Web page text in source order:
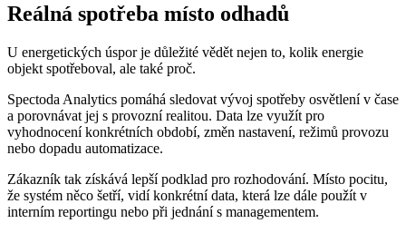
Reálná spotřeba místo odhadů
U energetických úspor je důležité vědět nejen to, kolik energie
objekt spotřeboval, ale také proč.
Spectoda Analytics pomáhá sledovat vývoj spotřeby osvětlení v čase
a porovnávat jej s provozní realitou. Data lze využít pro
vyhodnocení konkrétních období, změn nastavení, režimů provozu
nebo dopadu automatizace.
Zákazník tak získává lepší podklad pro rozhodování. Místo pocitu,
že systém něco šetří, vidí konkrétní data, která lze dále použít v
interním reportingu nebo při jednání s managementem.